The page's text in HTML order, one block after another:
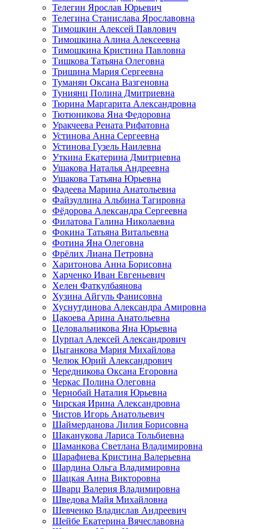
Телегин Ярослав Юрьевич
Телегина Станислава Ярославовна
Тимошкин Алексей Павлович
Тимошкина Алина Алексеевна
Тимошкина Кристина Павловна
Тишкова Татьяна Олеговна
Тришина Мария Сергеевна
Туманян Оксана Вазгеновна
Туниянц Полина Дмитриевна
Тюрина Маргарита Александровна
Тютюникова Яна Федоровна
Уракчеева Рената Рифатовна
Устинова Анна Сергеевна
Устинова Гузель Наилевна
Уткина Екатерина Дмитриевна
Ушакова Наталья Андреевна
Ушакова Татьяна Юрьевна
Фадеева Марина Анатольевна
Файзуллина Альбина Тагировна
Фёдорова Александра Сергеевна
Филатова Галина Николаевна
Фокина Татьяна Витальевна
Фотина Яна Олеговна
Фрёлих Лиана Петровна
Харитонова Анна Борисовна
Харченко Иван Евгеньевич
Хелен Фаткулбаянова
Хузина Айгуль Фанисовна
Хуснутдинова Александра Амировна
Цакоева Арина Анатольевна
Целовальникова Яна Юрьевна
Цурпал Алексей Александрович
Цыганкова Мария Михайлова
Челюк Юрий Александрович
Чередникова Оксана Егоровна
Черкас Полина Олеговна
Чернобай Наталия Юрьевна
Чирская Ирина Александровна
Чистов Игорь Анатольевич
Шаймерданова Лилия Борисовна
Шаканукова Лариса Тольбиевна
Шаманкова Светлана Владимировна
Шарафиева Кристина Валерьевна
Шардина Ольга Владимировна
Шацкая Анна Викторовна
Шварц Валерия Владимировна
Шведова Майя Михайловна
Шевченко Владислав Андреевич
Шейбе Екатерина Вячеславовна